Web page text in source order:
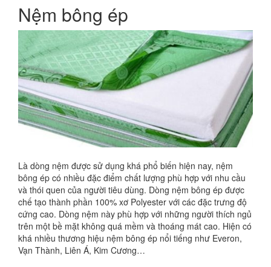
Nệm bông ép
Là dòng nệm được sử dụng khá phổ biến hiện nay, nệm
bông ép có nhiều đặc điểm chất lượng phù hợp với nhu cầu
và thói quen của người tiêu dùng. Dòng nệm bông ép được
chế tạo thành phần 100% xơ Polyester với các đặc trưng độ
cứng cao. Dòng nệm này phù hợp với những người thích ngủ
trên một bề mặt không quá mềm và thoáng mát cao. Hiện có
khá nhiều thương hiệu nệm bông ép nổi tiếng như Everon,
Vạn Thành, Liên Á, Kim Cương…